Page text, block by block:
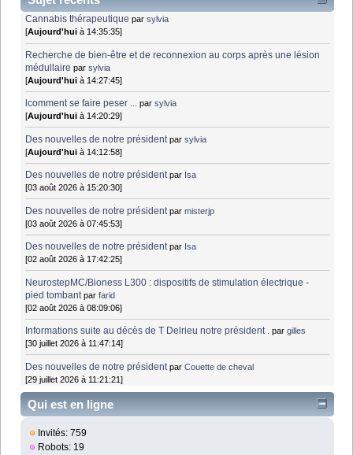
Cannabis thérapeutique parsylvia
[Aujourd'hui à 14:35:35]
Recherche de bien-être et de reconnexion au corps après une lésion
médullaire parsylvia
[Aujourd'hui à 14:27:45]
lcomment se faire peser ... parsylvia
[Aujourd'hui à 14:20:29]
Des nouvelles de notre président parsylvia
[Aujourd'hui à 14:12:58]
Des nouvelles de notre président par Isa
[03 août 2026 à 15:20:30]
Des nouvelles de notre président parmisterjp
[03 août 2026 à 07:45:53]
Des nouvelles de notre président par Isa
[02 août 2026 à 17:42:25]
NeurostepMC/Bioness L300 : dispositifs de stimulation électrique -
pied tombant parfarid
[02 août 2026 à 08:09:06]
Informations suite au décès de T Delrieu notre président . pargilles
[30 juillet 2026 à 11:47:14]
Des nouvelles de notre président parCouette de cheval
[29 juillet 2026 à 11:21:21]
Qui est en ligne
Invités: 759
Robots: 19